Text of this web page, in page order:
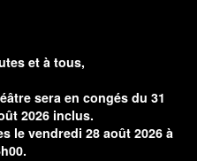
et à tous,
sera en congés du 31
2026 inclus.
le vendredi 28 août 2026 à